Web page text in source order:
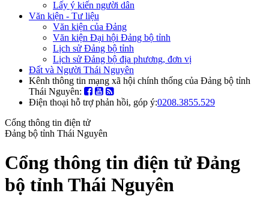
Lấy ý kiến người dân
Văn kiện - Tư liệu
Văn kiện của Đảng
Văn kiện Đại hội Đảng bộ tỉnh
Lịch sử Đảng bộ tỉnh
Lịch sử Đảng bộ địa phương, đơn vị
Đất và Người Thái Nguyên
Kênh thông tin mạng xã hội chính thống của Đảng bộ tỉnh
Thái Nguyên:
Điện thoại hỗ trợ phản hồi, góp ý:0208.3855.529
Cổng thông tin điện tử
Đảng bộ tỉnh Thái Nguyên
Cổng thông tin điện tử Đảng
bộ tỉnh Thái Nguyên